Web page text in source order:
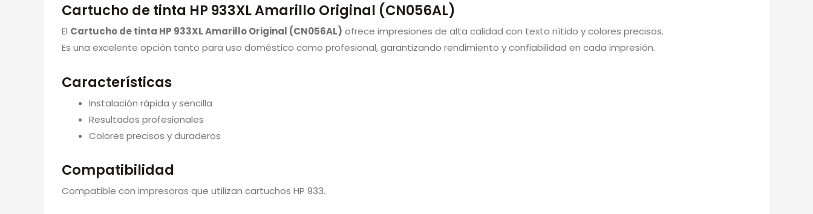
Cartucho de tinta HP 933XL Amarillo Original (CN056AL)
El Cartucho de tinta HP 933XL Amarillo Original (CN056AL) ofrece impresiones de alta calidad con texto nítido y colores precisos.
Es una excelente opción tanto para uso doméstico como profesional, garantizando rendimiento y confiabilidad en cada impresión.
Características
Instalación rápida y sencilla
Resultados profesionales
Colores precisos y duraderos
Compatibilidad
Compatible con impresoras que utilizan cartuchos HP 933.